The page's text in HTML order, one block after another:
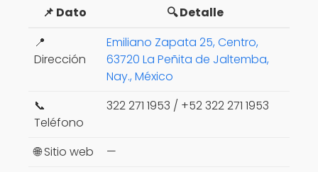
📌 Dato
🔍 Detalle
📍
Dirección
Emiliano Zapata 25, Centro,
63720 La Peñita de Jaltemba,
Nay., México
📞
Teléfono
322 271 1953 / +52 322 271 1953
🌐 Sitio web
—